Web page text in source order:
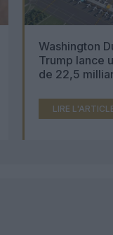
Washington
Trump lance
de 22,5
LIRE